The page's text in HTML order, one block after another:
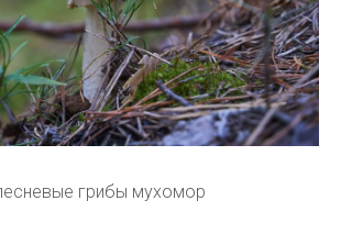
грибы мухомор